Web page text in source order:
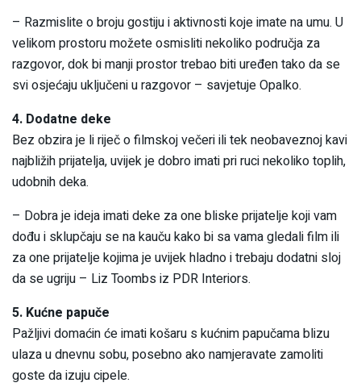
– Razmislite o broju gostiju i aktivnosti koje imate na umu. U
velikom prostoru možete osmisliti nekoliko područja za
razgovor, dok bi manji prostor trebao biti uređen tako da se
svi osjećaju uključeni u razgovor – savjetuje Opalko.
4. Dodatne deke
Bez obzira je li riječ o filmskoj večeri ili tek neobaveznoj kavi
najbližih prijatelja, uvijek je dobro imati pri ruci nekoliko toplih,
udobnih deka.
– Dobra je ideja imati deke za one bliske prijatelje koji vam
dođu i sklupčaju se na kauču kako bi sa vama gledali film ili
za one prijatelje kojima je uvijek hladno i trebaju dodatni sloj
da se ugriju – Liz Toombs iz PDR Interiors.
5. Kućne papuče
Pažljivi domaćin će imati košaru s kućnim papučama blizu
ulaza u dnevnu sobu, posebno ako namjeravate zamoliti
goste da izuju cipele.